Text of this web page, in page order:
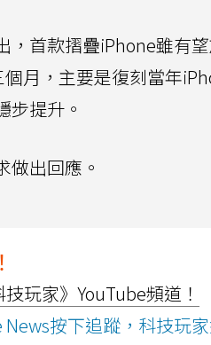
，首款摺疊iPhone雖有
月，主要是復刻當年
步提升。
做出回應。
玩家》YouTube頻道！
按下追蹤，科技玩家